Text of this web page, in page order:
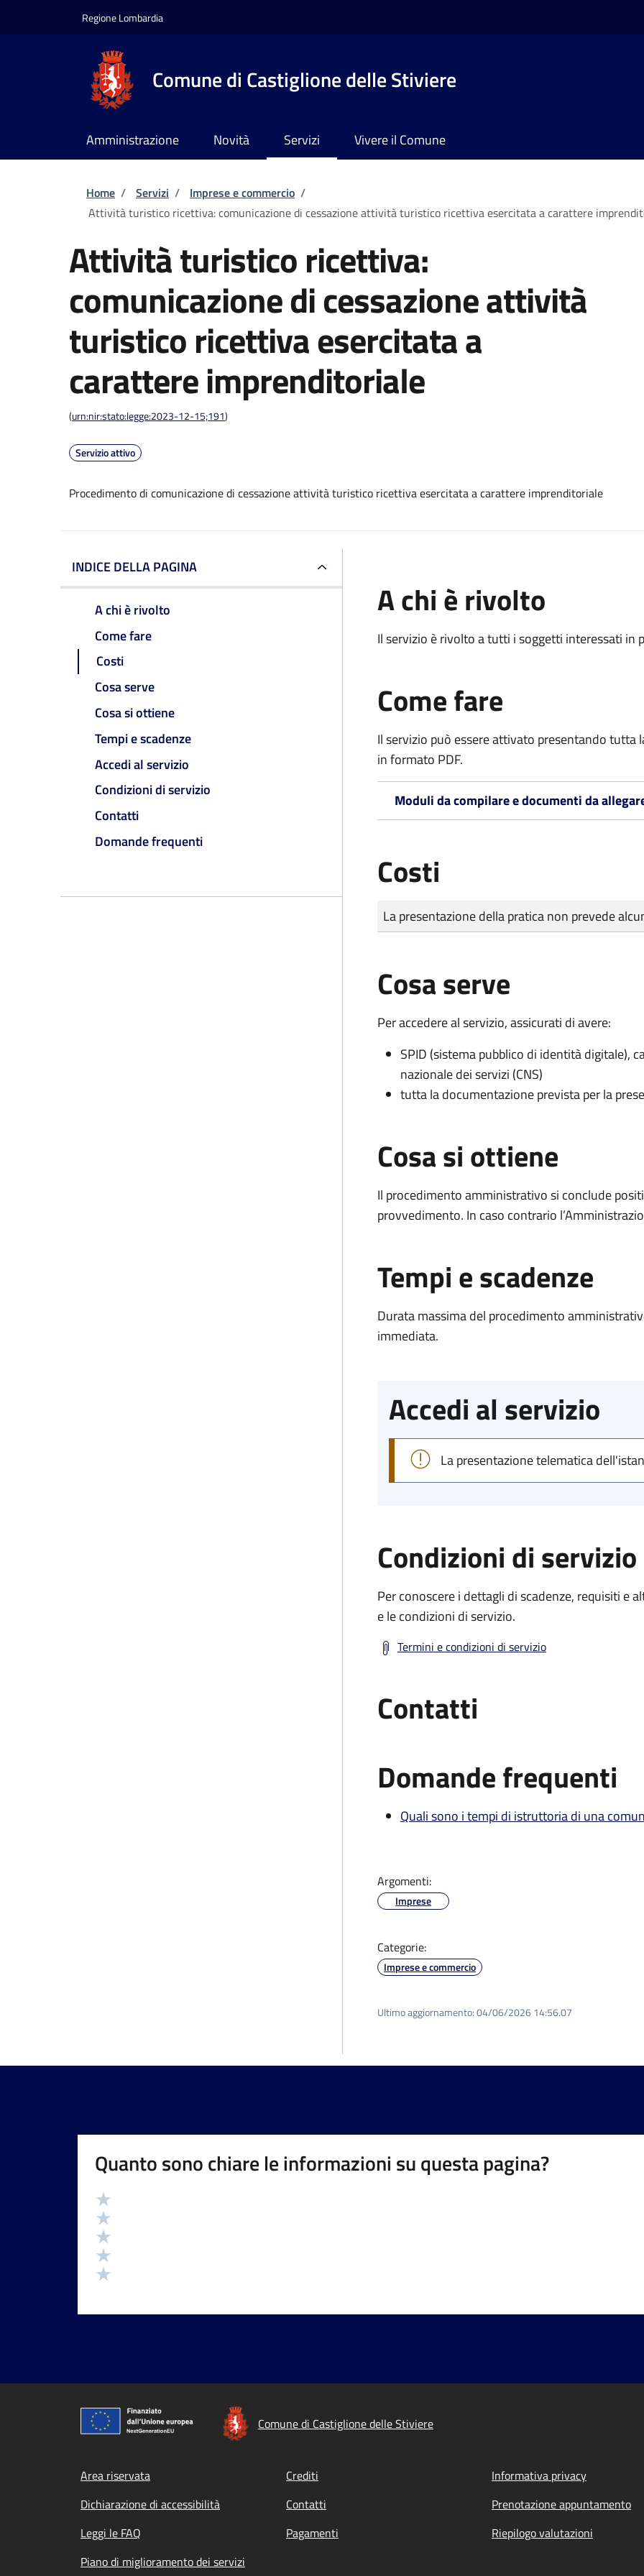
Regione Lombardia
Comune di Castiglione delle Stiviere
Amministrazione Novità Servizi Vivere il Comune
Briciole di pane
Home / Servizi / Imprese e commercio /
Attività turistico ricettiva: comunicazione di cessazione attività turistico ricettiva esercitata a carattere
Attività turistico ricettiva:
comunicazione di cessazione attività
turistico ricettiva esercitata a
carattere imprenditoriale
(urn:nir:stato:legge:2023-12-15;191)
Servizio attivo
Procedimento di comunicazione di cessazione attività turistico ricettiva esercitata a carattere imprenditoriale
INDICE DELLA PAGINA
A chi è rivolto
Come fare
Costi
Cosa serve
Cosa si ottiene
Tempi e scadenze
Accedi al servizio
Condizioni di servizio
Contatti
Domande frequenti
A chi è rivolto
Il servizio è rivolto a tutti i soggetti interessati in
Come fare
Il servizio può essere attivato presentando
in formato PDF.
Moduli da compilare e documenti da
Costi
Tipo di pagamento
Importo
La presentazione della pratica non prevede
Cosa serve
Per accedere al servizio, assicurati di avere:
SPID (sistema pubblico di identità digitale),
nazionale dei servizi (CNS)
tutta la documentazione prevista per la
Cosa si ottiene
Il procedimento amministrativo si conclude
provvedimento. In caso contrario
Tempi e scadenze
Durata massima del procedimento
immediata.
Accedi al servizio
La presentazione telematica
Condizioni di servizio
Per conoscere i dettagli di scadenze, requisiti e
e le condizioni di servizio.
Termini e condizioni di servizio
Contatti
Domande frequenti
Quali sono i tempi di istruttoria di una
Argomenti:
Imprese
Categorie:
Imprese e commercio
Ultimo aggiornamento:04/06/2026 14:56.07
Quanto sono chiare le informazioni su questa pagina?
Valutazione
Comune di Castiglione delle Stiviere
Footer menu
Area riservata Crediti Informativa privacy
Dichiarazione di accessibilità
Contatti Prenotazione appuntamento
Leggi le FAQ
Pagamenti Riepilogo valutazioni
Piano di miglioramento dei servizi